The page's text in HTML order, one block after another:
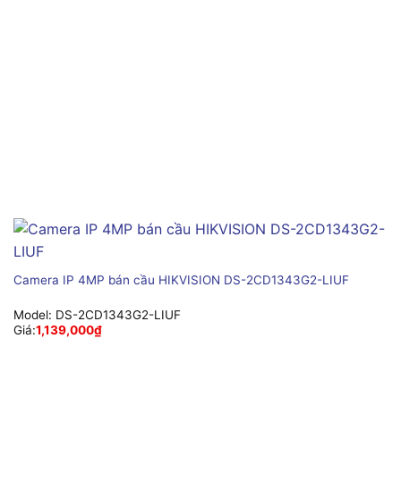
Camera IP 4MP bán cầu HIKVISION DS-2CD1343G2-LIUF
Model: DS-2CD1343G2-LIUF
Giá:1,139,000₫